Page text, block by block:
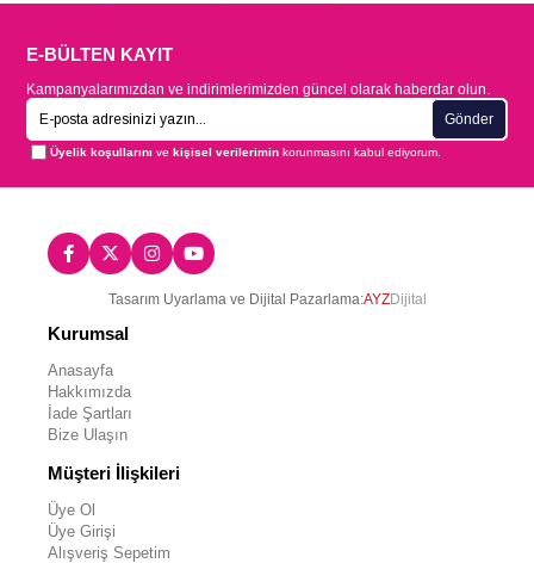
E-BÜLTEN KAYIT
Kampanyalarımızdan ve indirimlerimizden güncel olarak haberdar olun.
Gönder
Üyelik koşullarını vekişisel verilerimin korunmasını kabul ediyorum.
Tasarım Uyarlama ve Dijital Pazarlama:AYZDijital
Kurumsal
Anasayfa
Hakkımızda
İade Şartları
Bize Ulaşın
Müşteri İlişkileri
Üye Ol
Üye Girişi
Alışveriş Sepetim